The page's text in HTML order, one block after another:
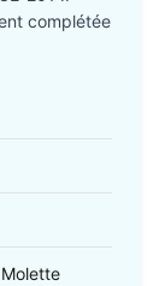
complétée